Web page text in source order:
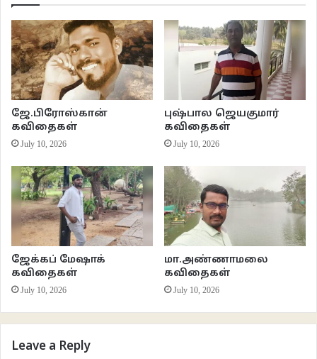
ஜே.பிரோஸ்கான்
கவிதைகள்
July 10, 2026
புஷ்பால ஜெயகுமார்
கவிதைகள்
July 10, 2026
ஜேக்கப் மேஷாக்
கவிதைகள்
July 10, 2026
மா.அண்ணாமலை
கவிதைகள்
July 10, 2026
Leave a Reply